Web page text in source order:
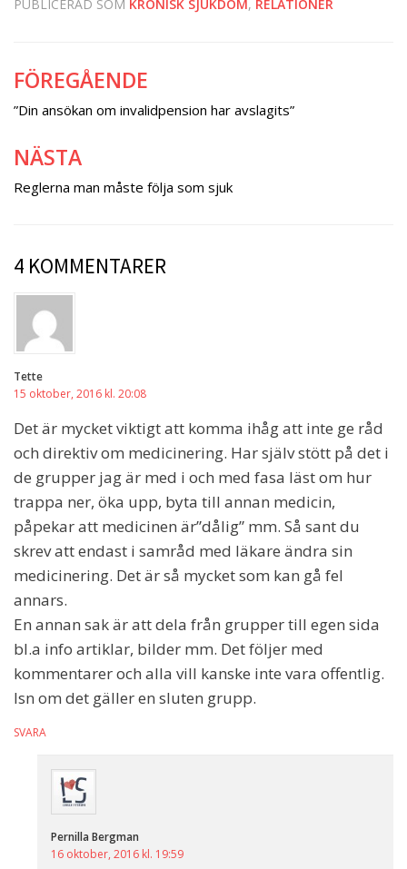
PUBLICERAD SOM KRONISK SJUKDOM , RELATIONER
Inläggsnavigering
FÖREGÅENDE
”Din ansökan om invalidpension har avslagits”
NÄSTA
Reglerna man måste följa som sjuk
4 KOMMENTARER
Tette
15 oktober, 2016 kl. 20:08
Det är mycket viktigt att komma ihåg att inte ge råd
och direktiv om medicinering. Har själv stött på det i
de grupper jag är med i och med fasa läst om hur
trappa ner, öka upp, byta till annan medicin,
påpekar att medicinen är”dålig” mm. Så sant du
skrev att endast i samråd med läkare ändra sin
medicinering. Det är så mycket som kan gå fel
annars.
En annan sak är att dela från grupper till egen sida
bl.a info artiklar, bilder mm. Det följer med
kommentarer och alla vill kanske inte vara offentlig.
Isn om det gäller en sluten grupp.
SVARA
Pernilla Bergman
16 oktober, 2016 kl. 19:59